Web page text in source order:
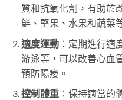
質和抗氧化劑，有助於
鮮、堅果、水果和蔬菜
適度運動：定期進行適
游泳等，可以改善心血
預防陽痿。
控制體重：保持適當的